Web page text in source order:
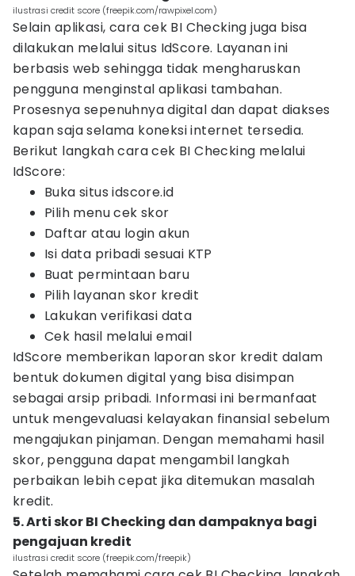
ilustrasi credit score (freepik.com/rawpixel.com)
Selain aplikasi, cara cek BI Checking juga bisa
dilakukan melalui situs IdScore. Layanan ini
berbasis web sehingga tidak mengharuskan
pengguna menginstal aplikasi tambahan.
Prosesnya sepenuhnya digital dan dapat diakses
kapan saja selama koneksi internet tersedia.
Berikut langkah cara cek BI Checking melalui
IdScore:
Buka situs idscore.id
Pilih menu cek skor
Daftar atau login akun
Isi data pribadi sesuai KTP
Buat permintaan baru
Pilih layanan skor kredit
Lakukan verifikasi data
Cek hasil melalui email
IdScore memberikan laporan skor kredit dalam
bentuk dokumen digital yang bisa disimpan
sebagai arsip pribadi. Informasi ini bermanfaat
untuk mengevaluasi kelayakan finansial sebelum
mengajukan pinjaman. Dengan memahami hasil
skor, pengguna dapat mengambil langkah
perbaikan lebih cepat jika ditemukan masalah
kredit.
5. Arti skor BI Checking dan dampaknya bagi
pengajuan kredit
ilustrasi credit score (freepik.com/freepik)